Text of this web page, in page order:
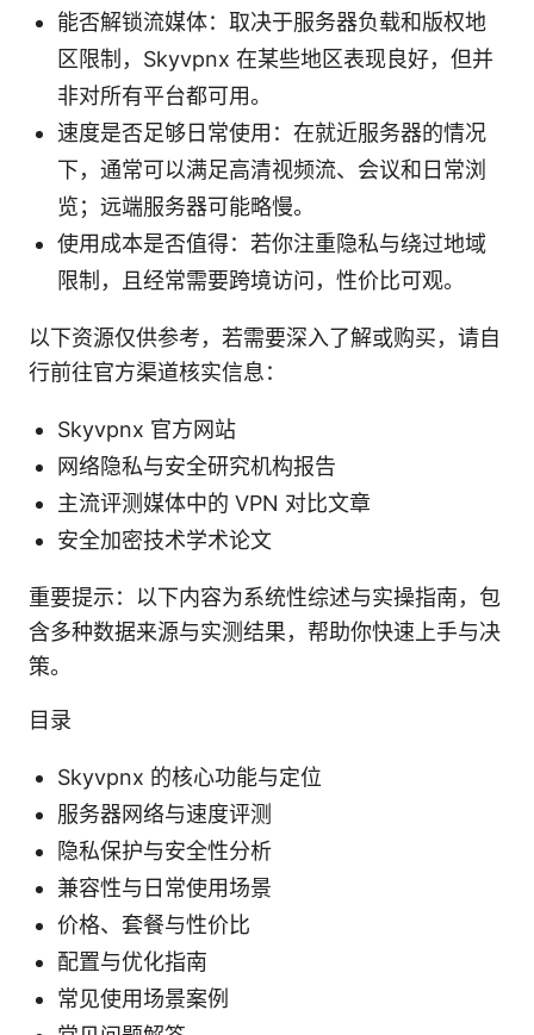
能否解锁流媒体：取决于服务器负载和版权地
区限制，Skyvpnx 在某些地区表现良好，但并
非对所有平台都可用。
速度是否足够日常使用：在就近服务器的情况
下，通常可以满足高清视频流、会议和日常浏
览；远端服务器可能略慢。
使用成本是否值得：若你注重隐私与绕过地域
限制，且经常需要跨境访问，性价比可观。
以下资源仅供参考，若需要深入了解或购买，请自
行前往官方渠道核实信息：
Skyvpnx 官方网站
网络隐私与安全研究机构报告
主流评测媒体中的 VPN 对比文章
安全加密技术学术论文
重要提示：以下内容为系统性综述与实操指南，包
含多种数据来源与实测结果，帮助你快速上手与决
策。
目录
Skyvpnx 的核心功能与定位
服务器网络与速度评测
隐私保护与安全性分析
兼容性与日常使用场景
价格、套餐与性价比
配置与优化指南
常见使用场景案例